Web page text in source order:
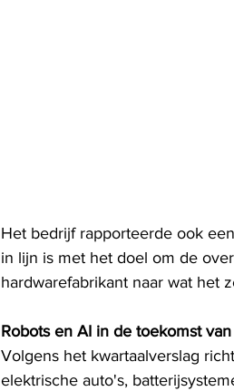
Het bedrijf rapporteerde ook
in lijn is met het doel om de
hardwarefabrikant naar wat het
Robots en AI in de toekomst van
Volgens het kwartaalverslag
elektrische auto's,